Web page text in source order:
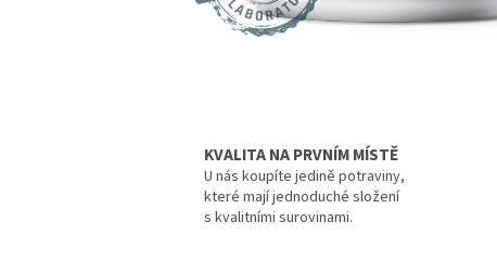
KVALITA NA PRVNÍM MÍSTĚ
U nás koupíte jedině potraviny,
které mají jednoduché složení
s kvalitními surovinami.